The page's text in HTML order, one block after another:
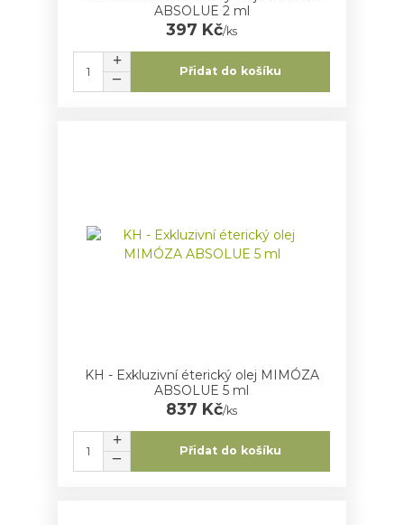
ABSOLUE 2 ml
397 Kč/ks
Přidat do košíku
KH - Exkluzivní éterický olej MIMÓZA
ABSOLUE 5 ml
837 Kč/ks
Přidat do košíku